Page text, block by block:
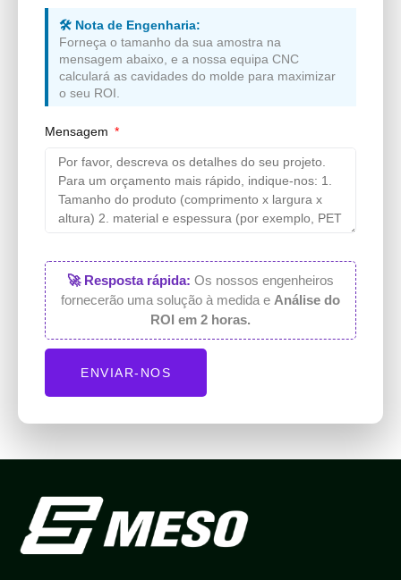
🛠️ Nota de Engenharia:
Forneça o tamanho da sua amostra na
mensagem abaixo, e a nossa equipa CNC
calculará as cavidades do molde para maximizar
o seu ROI.
Mensagem
🚀 Resposta rápida: Os nossos engenheiros
fornecerão uma solução à medida e Análise do
ROI em 2 horas.
ENVIAR-NOS